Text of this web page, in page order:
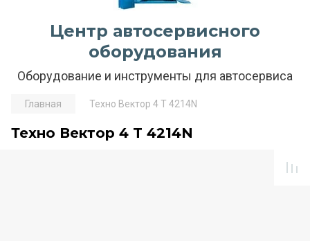
Центр автосервисного
оборудования
Оборудование и инструменты для автосервиса
Главная Техно Вектор 4 T 4214N
Техно Вектор 4 T 4214N